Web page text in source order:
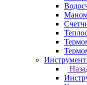
Инструмент